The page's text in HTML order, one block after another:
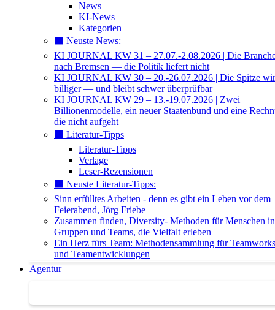
News
KI-News
Kategorien
⬛️ Neuste News:
KI JOURNAL KW 31 – 27.07.-2.08.2026 | Die
nach Bremsen — die Politik liefert nicht
KI JOURNAL KW 30 – 20.-26.07.2026 | Die Spitze
billiger — und bleibt schwer überprüfbar
KI JOURNAL KW 29 – 13.-19.07.2026 | Zwei
Billionenmodelle, ein neuer Staatenbund und eine
die nicht aufgeht
⬛️ Literatur-Tipps
Literatur-Tipps
Verlage
Leser-Rezensionen
⬛️ Neuste Literatur-Tipps:
Sinn erfülltes Arbeiten - denn es gibt ein Leben vor dem
Feierabend, Jörg Friebe
Zusammen finden, Diversity- Methoden für Menschen in
Gruppen und Teams, die Vielfalt erleben
Ein Herz fürs Team: Methodensammlung für
und Teamentwicklungen
Agentur